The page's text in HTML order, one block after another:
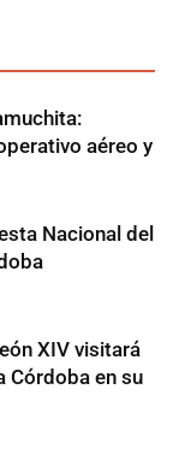
aéreo y
Nacional del
XIV visitará
Córdoba en su